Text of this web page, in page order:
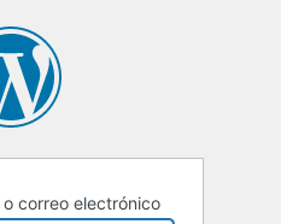
correo electrónico